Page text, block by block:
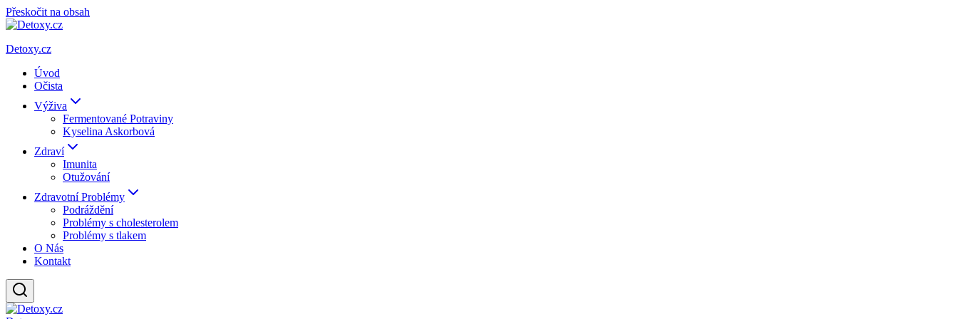
Přeskočit na obsah
Detoxy.cz
Úvod
Očista
Výživa
Fermentované Potraviny
Kyselina Askorbová
Zdraví
Imunita
Otužování
Zdravotní Problémy
Podráždění
Problémy s cholesterolem
Problémy s tlakem
O Nás
Kontakt